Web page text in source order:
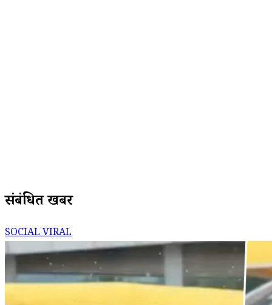
संबंधित खबरें
SOCIAL VIRAL